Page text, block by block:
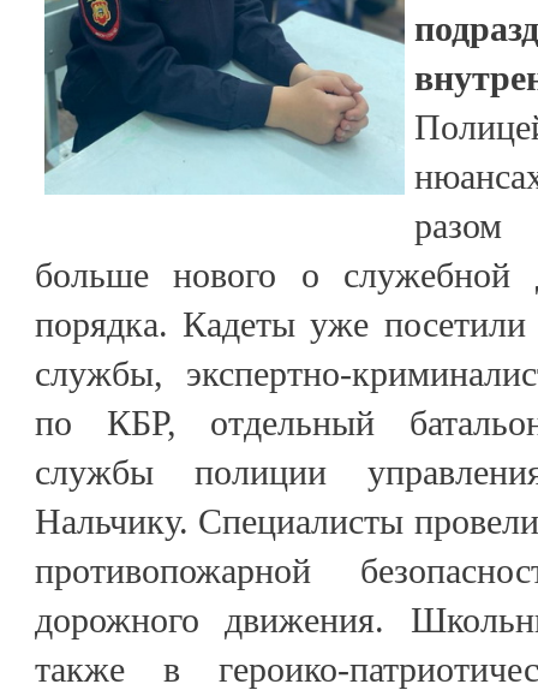
разом
больше нового о служебной
порядка. Кадеты уже посетили
службы, экспертно-
по КБР, отдельный
службы полиции
Нальчику. Специалисты
противопожарной
дорожного движения.
также в героико-